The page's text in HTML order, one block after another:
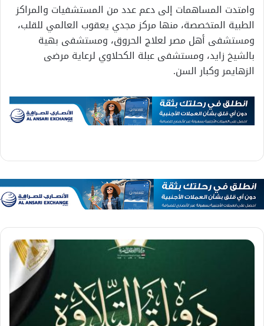
وامتدت المساهمات إلى دعم عدد من المستشفيات والمراكز
الطبية المتخصصة، منها مركز مجدي يعقوب العالمي للقلب،
ومستشفى أهل مصر لعلاج الحروق، ومستشفى بهية
بالشيخ زايد، ومستشفى عبلة الكحلاوي لرعاية مرضى
الزهايمر وكبار السن.